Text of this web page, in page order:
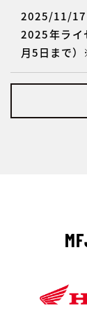
2025/11/17
2025年ライ
月5日まで